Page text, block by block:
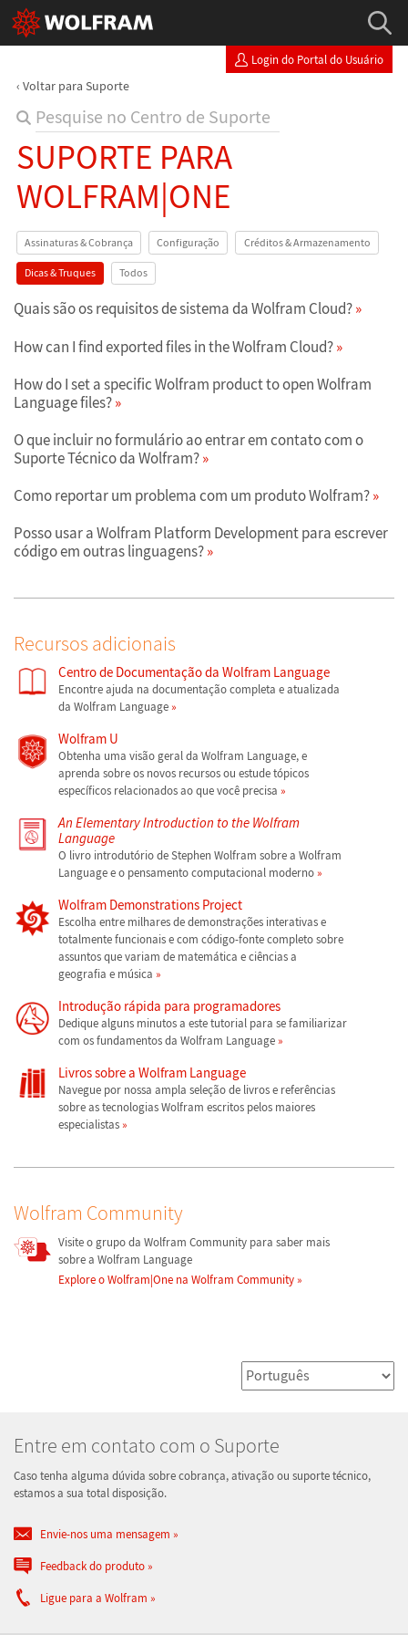
Login do Portal do Usuário
Voltar para Suporte
SUPORTE PARA
WOLFRAM|ONE
Assinaturas & Cobrança Configuração Créditos & Armazenamento
Dicas & Truques Todos
Quais são os requisitos de sistema da Wolfram Cloud?
How can I find exported files in the Wolfram Cloud?
How do I set a specific Wolfram product to open Wolfram
Language files?
O que incluir no formulário ao entrar em contato com o
Suporte Técnico da Wolfram?
Como reportar um problema com um produto Wolfram?
Posso usar a Wolfram Platform Development para escrever
código em outras linguagens?
Recursos adicionais
Centro de Documentação da Wolfram Language
Encontre ajuda na documentação completa e atualizada
da Wolfram Language
Wolfram U
Obtenha uma visão geral da Wolfram Language, e
aprenda sobre os novos recursos ou estude tópicos
específicos relacionados ao que você precisa
An Elementary Introduction to the Wolfram
Language
O livro introdutório de Stephen Wolfram sobre a Wolfram
Language e o pensamento computacional moderno
Wolfram Demonstrations Project
Escolha entre milhares de demonstrações interativas e
totalmente funcionais e com código-fonte completo sobre
assuntos que variam de matemática e ciências a
geografia e música
Introdução rápida para programadores
Dedique alguns minutos a este tutorial para se familiarizar
com os fundamentos da Wolfram Language
Livros sobre a Wolfram Language
Navegue por nossa ampla seleção de livros e referências
sobre as tecnologias Wolfram escritos pelos maiores
especialistas
Wolfram Community
Visite o grupo da Wolfram Community para saber mais
sobre a Wolfram Language
Explore o Wolfram|One na Wolfram Community
Entre em contato com o Suporte
Caso tenha alguma dúvida sobre cobrança, ativação ou suporte técnico,
estamos a sua total disposição.
Envie-nos uma mensagem
Feedback do produto
Ligue para a Wolfram